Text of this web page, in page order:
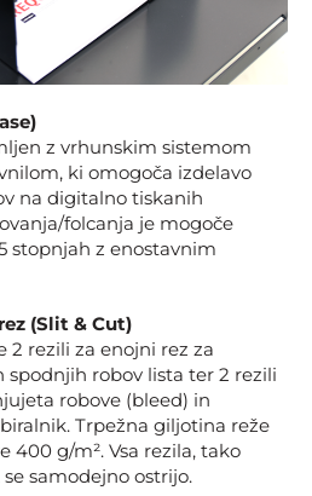
z vrhunskim sistemom
ki omogoča izdelavo
na digitalno tiskanih
folcanja je mogoče
stopnjah z enostavnim
(Slit & Cut)
2 rezili za enojni rez za
robov lista ter 2 rezili
robove (bleed) in
Trpežna giljotina reže
g/m². Vsa rezila, tako
samodejno ostrijo.